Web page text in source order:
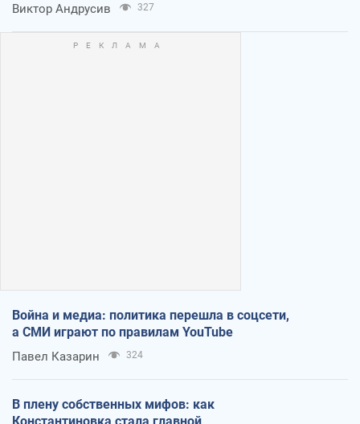
Виктор Андрусив 327
Война и медиа: политика перешла в соцсети,
а СМИ играют по правилам YouTube
Павел Казарин 324
В плену собственных мифов: как
Константиновка стала главной